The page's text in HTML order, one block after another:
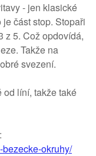
- jen klasické
část stop. Stopaři
z 5. Což opdovídá,
Takže na
svezení.
líní, takže také
bezecke-okruhy/